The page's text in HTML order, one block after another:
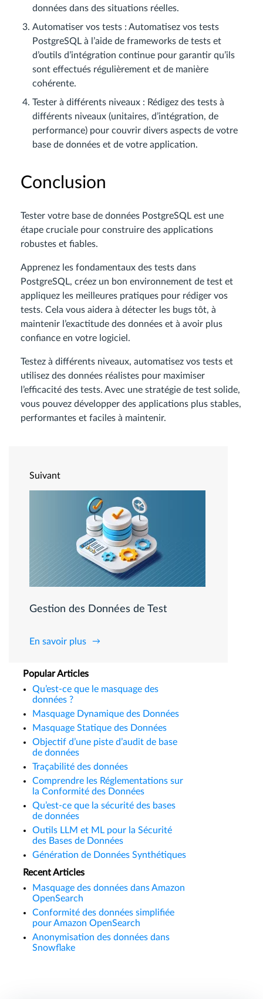
données dans des situations réelles.
Automatiser vos tests : Automatisez vos tests
PostgreSQL à l’aide de frameworks de tests et
d’outils d’intégration continue pour garantir qu’ils
sont effectués régulièrement et de manière
cohérente.
Tester à différents niveaux : Rédigez des tests à
différents niveaux (unitaires, d’intégration, de
performance) pour couvrir divers aspects de votre
base de données et de votre application.
Conclusion
Tester votre base de données PostgreSQL est une
étape cruciale pour construire des applications
robustes et fiables.
Apprenez les fondamentaux des tests dans
PostgreSQL, créez un bon environnement de test et
appliquez les meilleures pratiques pour rédiger vos
tests. Cela vous aidera à détecter les bugs tôt, à
maintenir l’exactitude des données et à avoir plus
confiance en votre logiciel.
Testez à différents niveaux, automatisez vos tests et
utilisez des données réalistes pour maximiser
l’efficacité des tests. Avec une stratégie de test solide,
vous pouvez développer des applications plus stables,
performantes et faciles à maintenir.
Suivant
Gestion des Données de Test
En savoir plus
Popular Articles
Qu’est-ce que le masquage des
données ?
Masquage Dynamique des Données
Masquage Statique des Données
Objectif d’une piste d’audit de base
de données
Traçabilité des données
Comprendre les Réglementations sur
la Conformité des Données
Qu’est-ce que la sécurité des bases
de données
Outils LLM et ML pour la Sécurité
des Bases de Données
Génération de Données Synthétiques
Recent Articles
Masquage des données dans Amazon
OpenSearch
Conformité des données simplifiée
pour Amazon OpenSearch
Anonymisation des données dans
Snowflake